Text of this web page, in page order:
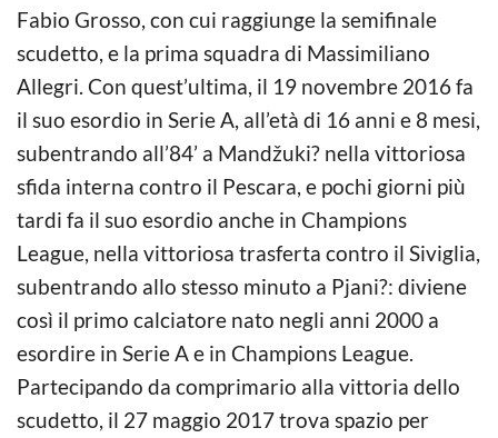
Fabio Grosso, con cui raggiunge la semifinale
scudetto, e la prima squadra di Massimiliano
Allegri. Con quest’ultima, il 19 novembre 2016 fa
il suo esordio in Serie A, all’età di 16 anni e 8 mesi,
subentrando all’84’ a Mandžuki? nella vittoriosa
sfida interna contro il Pescara, e pochi giorni più
tardi fa il suo esordio anche in Champions
League, nella vittoriosa trasferta contro il Siviglia,
subentrando allo stesso minuto a Pjani?: diviene
così il primo calciatore nato negli anni 2000 a
esordire in Serie A e in Champions League.
Partecipando da comprimario alla vittoria dello
scudetto, il 27 maggio 2017 trova spazio per